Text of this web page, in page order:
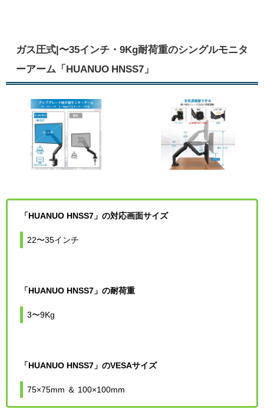
ガス圧式|〜35インチ・9Kg耐荷重のシングルモニタ
ーアーム「HUANUO HNSS7」
「HUANUO HNSS7」の対応画面サイズ
22〜35インチ
「HUANUO HNSS7」の耐荷重
3〜9Kg
「HUANUO HNSS7」のVESAサイズ
75×75mm ＆ 100×100mm